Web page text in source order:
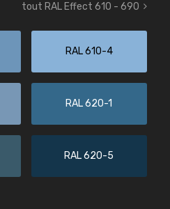
tout RAL Effect 610 - 690
RAL 610-4
RAL 620-1
RAL 620-5